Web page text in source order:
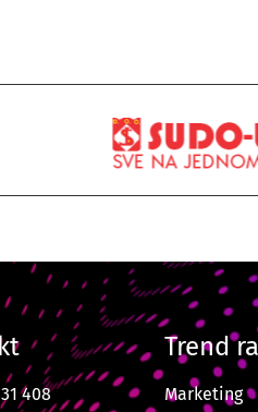
408
Trend
Marketing